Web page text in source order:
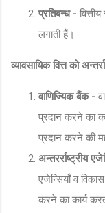
प्रतिबन्ध -
लगाती हैं।
व्यावसायिक वित्त को
वाणिज्यिक बैंक -
प्रदान करने का
प्रदान करने की
अन्तरर्राष्ट्रीय
एजेन्सियाँ व
करने का कार्य